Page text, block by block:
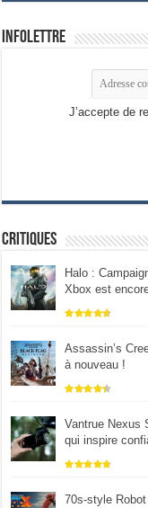
Infolettre
J’accepte de
Critiques
Halo :
Xbox est
Assassin’s
à nouveau !
Vantrue Nexus
qui inspire
70s-style